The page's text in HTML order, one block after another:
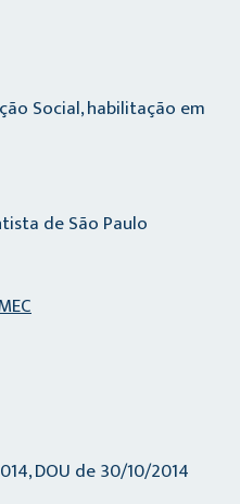
Social, habilitação em
de São Paulo
DOU de 30/10/2014